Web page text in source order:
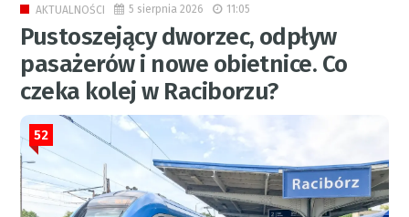
AKTUALNOŚCI 5 sierpnia 2026 11:05
Pustoszejący dworzec, odpływ
pasażerów i nowe obietnice. Co
czeka kolej w Raciborzu?
52